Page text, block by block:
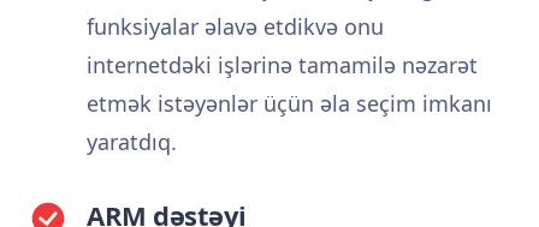
funksiyalar əlavə etdikvə onu
internetdəki işlərinə tamamilə nəzarət
etmək istəyənlər üçün əla seçim imkanı
yaratdıq.
ARM dəstəyi